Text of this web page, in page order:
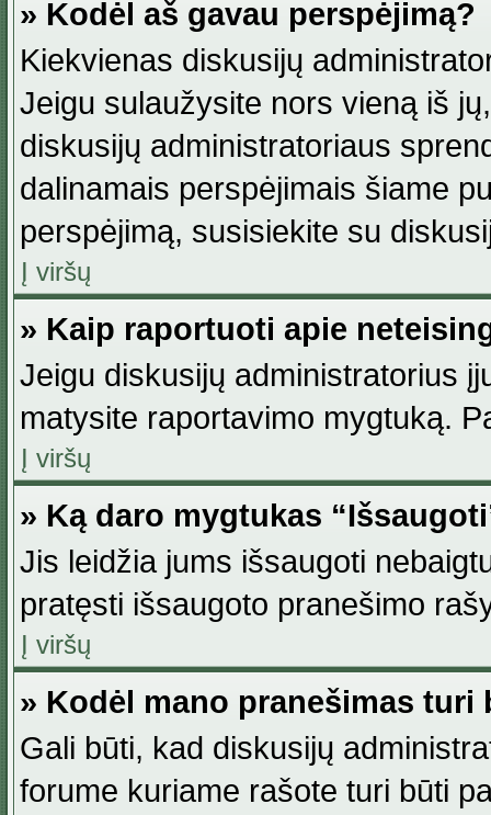
» Kodėl aš gavau perspėjimą?
Kiekvienas diskusijų
Jeigu sulaužysite nors vieną iš
diskusijų administratoriaus
dalinamais perspėjimais šiame
perspėjimą, susisiekite su
Į viršų
» Kaip raportuoti apie
Jeigu diskusijų administratorius
matysite raportavimo mygtuką.
Į viršų
» Ką daro mygtukas
Jis leidžia jums išsaugoti
pratęsti išsaugoto pranešimo
Į viršų
» Kodėl mano pranešimas
Gali būti, kad diskusijų
forume kuriame rašote turi būti